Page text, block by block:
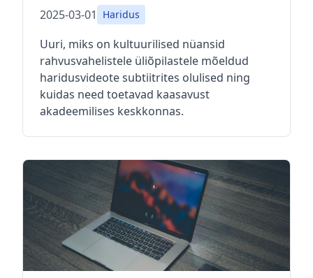
2025-03-01 Haridus
Uuri, miks on kultuurilised nüansid
rahvusvahelistele üliõpilastele mõeldud
haridusvideote subtiitrites olulised ning
kuidas need toetavad kaasavust
akadeemilises keskkonnas.